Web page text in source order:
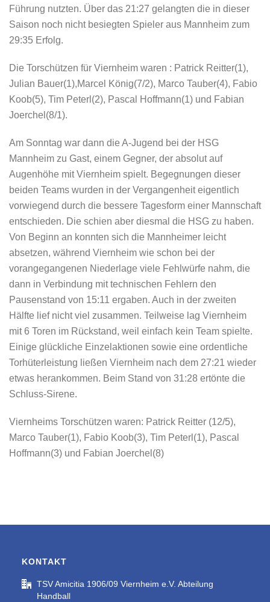
Führung nutzten. Über das 21:27 gelangten die in dieser
Saison noch nicht besiegten Spieler aus Mannheim zum
29:35 Erfolg.
Die Torschützen für Viernheim waren : Patrick Reitter(1),
Julian Bauer(1),Marcel König(7/2), Marco Tauber(4), Fabio
Koob(5), Tim Peterl(2), Pascal Hoffmann(1) und Fabian
Joerchel(8/1).
Am Sonntag war dann die A-Jugend bei der HSG
Mannheim zu Gast, einem Gegner, der absolut auf
Augenhöhe mit Viernheim spielt. Begegnungen dieser
beiden Teams wurden in der Vergangenheit eigentlich
vorwiegend durch die bessere Tagesform einer Mannschaft
entschieden. Die schien aber diesmal die HSG zu haben.
Von Beginn an konnten sich die Mannheimer leicht
absetzen, während Viernheim wie schon bei der
vorangegangenen Niederlage viele Fehlwürfe nahm, die
dann in Verbindung mit technischen Fehlern den
Pausenstand von 15:11 ergaben. Auch in der zweiten
Hälfte lief nicht viel zusammen. Teilweise lag Viernheim
mit 6 Toren im Rückstand, weil einfach kein Team spielte.
Einige glückliche Einzelaktionen sowie eine ordentliche
Torhüterleistung ließen Viernheim nach dem 27:21 wieder
etwas herankommen. Beim Stand von 31:28 ertönte die
Schluss-Sirene.
Viernheims Torschützen waren: Patrick Reitter (12/5),
Marco Tauber(1), Fabio Koob(3), Tim Peterl(1), Pascal
Hoffmann(3) und Fabian Joerchel(8)
KONTAKT
TSV Amicitia 1906/09 Viernheim e.V. Abteilung
Handball